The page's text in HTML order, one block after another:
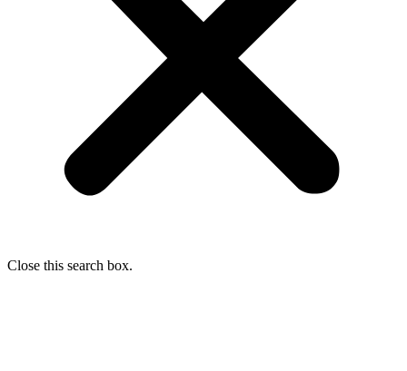
Close this search box.